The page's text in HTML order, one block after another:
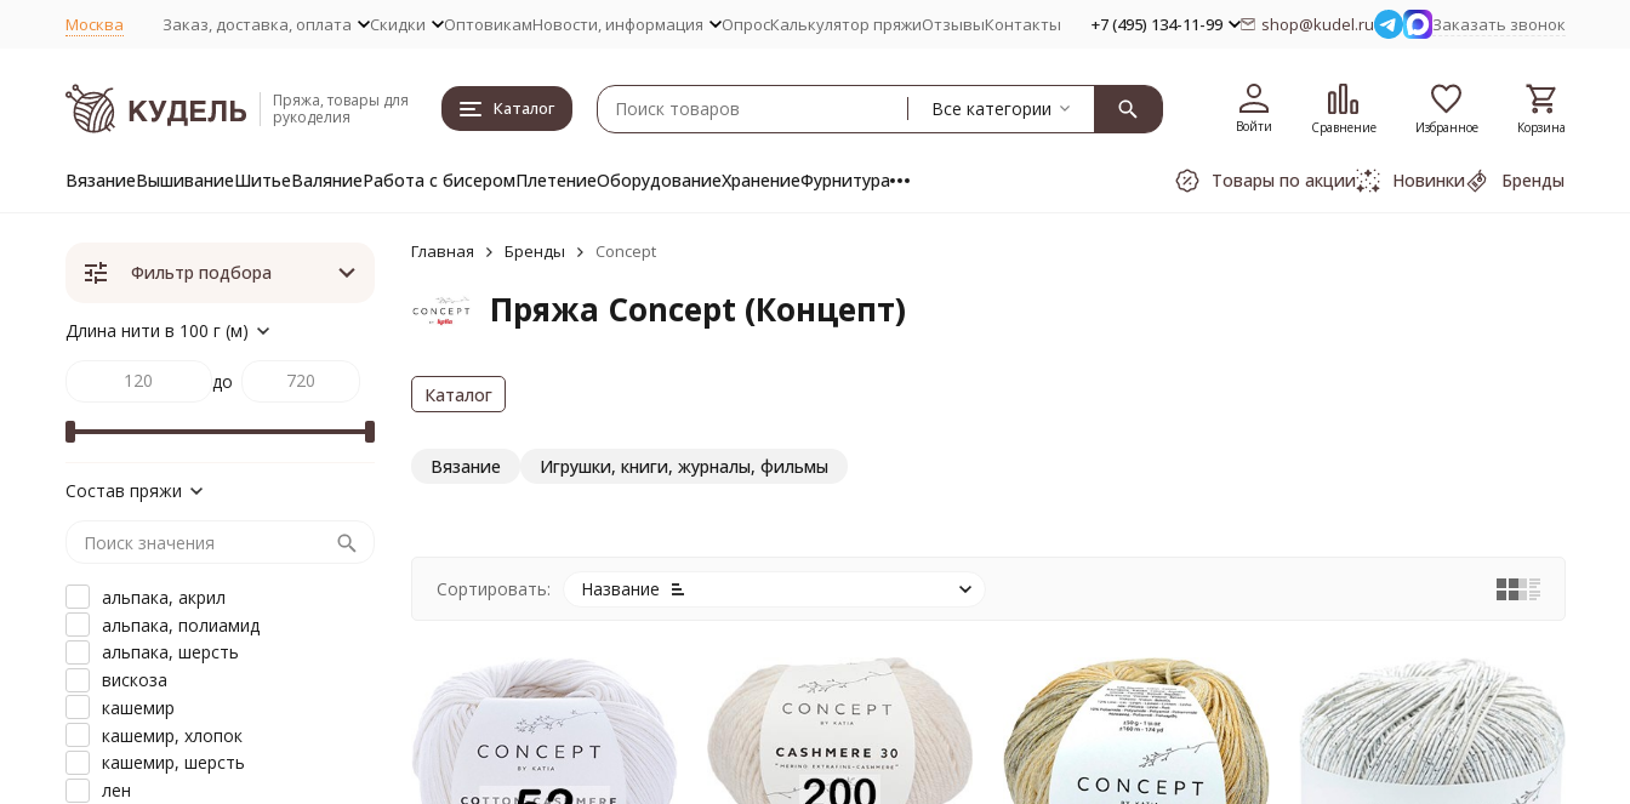
Москва Заказ, доставка, оплата Скидки ОптовикамНовости, информация ОпросКалькулятор пряжиОтзывыКонтакты +7 (495) 134-11-99 shop@kudel.ru Заказать звонок
Пряжа, товары для
рукоделия
Каталог Все категории
Войти Сравнение Избранное Корзина
ВязаниеВышиваниеШитьеВаляниеРабота с бисеромПлетениеОборудованиеХранениеФурнитура Товары по акции Новинки Бренды
Главная Бренды Concept
Пряжа Concept (Концепт)
Каталог
Вязание Игрушки, книги, журналы, фильмы
Сортировать: Название
Фильтр подбора
Длина нити в 100 г (м)
до
Состав пряжи
альпака, акрил
альпака, полиамид
альпака, шерсть
вискоза
кашемир
кашемир, хлопок
кашемир, шерсть
лен